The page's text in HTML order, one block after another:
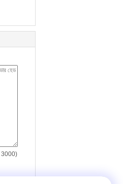
3000)